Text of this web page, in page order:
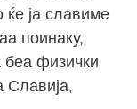
ќе ја славиме
поинаку,
беа физички
Славија,